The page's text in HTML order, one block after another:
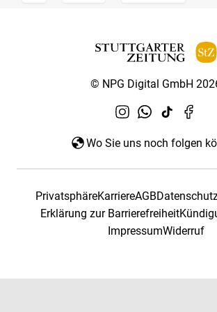
© NPG Digital GmbH
Wo Sie uns noch folgen
PrivatsphäreKarriereAGB
Erklärung zur Barrierefreiheit
ImpressumWiderruf